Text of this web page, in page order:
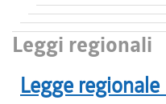
Leggi regionali
Legge regionale